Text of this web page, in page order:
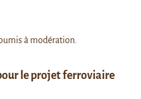
le projet ferroviaire
à modération.